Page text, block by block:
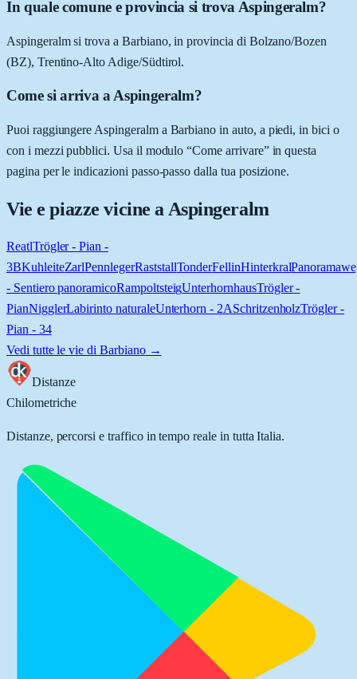
In quale comune e provincia si trova Aspingeralm?
Aspingeralm si trova a Barbiano, in provincia di Bolzano/Bozen
(BZ), Trentino-Alto Adige/Südtirol.
Come si arriva a Aspingeralm?
Puoi raggiungere Aspingeralm a Barbiano in auto, a piedi, in bici o
con i mezzi pubblici. Usa il modulo “Come arrivare” in questa
pagina per le indicazioni passo-passo dalla tua posizione.
Vie e piazze vicine a Aspingeralm
ReatlTrögler - Pian -
3BKuhleiteZarlPennlegerRaststallTonderFellinHinterkral
- Sentiero panoramicoRampoltsteigUnterhornhausTrögler -
PianNigglerLabirinto naturaleUnterhorn - 2ASchritzenholzTrögler -
Pian - 34
Vedi tutte le vie di Barbiano→
Distanze
Chilometriche
Distanze, percorsi e traffico in tempo reale in tutta Italia.